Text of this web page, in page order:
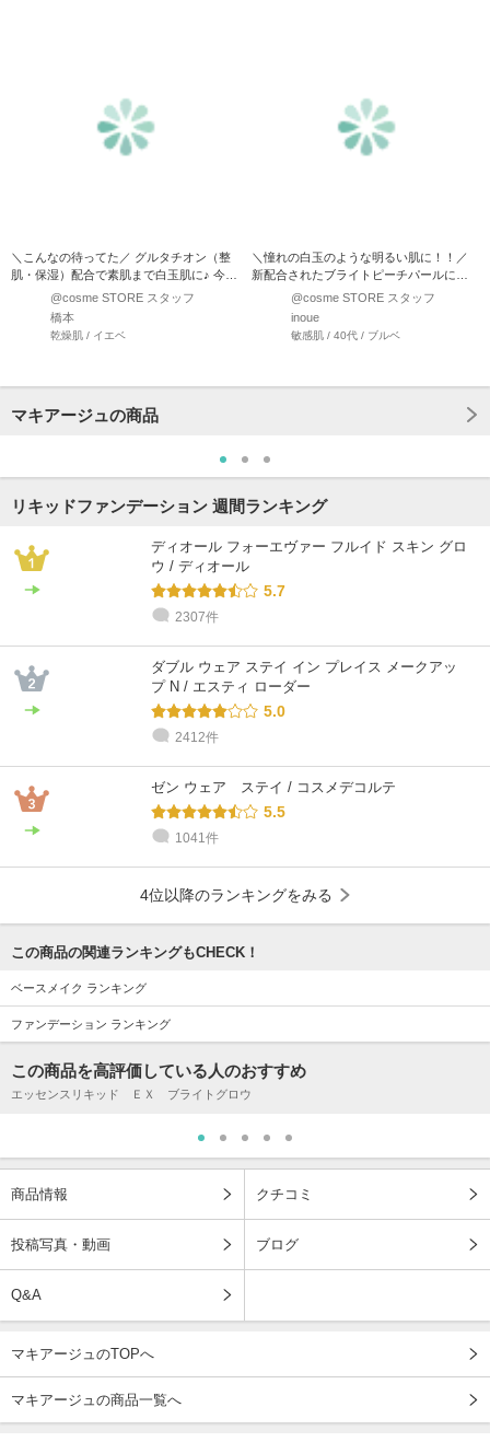
＼こんなの待ってた／ グルタチオン（整
肌・保湿）配合で素肌まで白玉肌に♪ 今っ
ぽ肌を叶える、ピンク…
@cosme STORE スタッフ
橋本
乾燥肌 / イエベ
＼憧れの白玉のような明るい肌に！！／
新配合されたブライトピーチパールによ
って、塗った瞬間から…
@cosme STORE スタッフ
inoue
敏感肌 / 40代 / ブルベ
マキアージュの商品
リキッドファンデーション 週間ランキング
ディオール フォーエヴァー フルイド スキン グロ
ウ / ディオール
5.7
2307件
ダブル ウェア ステイ イン プレイス メークアッ
プ N / エスティ ローダー
5.0
2412件
ゼン ウェア ステイ / コスメデコルテ
5.5
1041件
4位以降のランキングをみる
この商品の関連ランキングもCHECK！
ベースメイク ランキング
ファンデーション ランキング
この商品を高評価している人のおすすめ
エッセンスリキッド ＥＸ ブライトグロウ
商品情報 クチコミ
投稿写真・動画 ブログ
Q&A
マキアージュのTOPへ
マキアージュの商品一覧へ